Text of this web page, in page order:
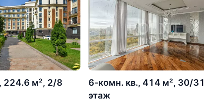
224.6 м², 2/8
6-комн. кв., 414 м², 30/31
этаж